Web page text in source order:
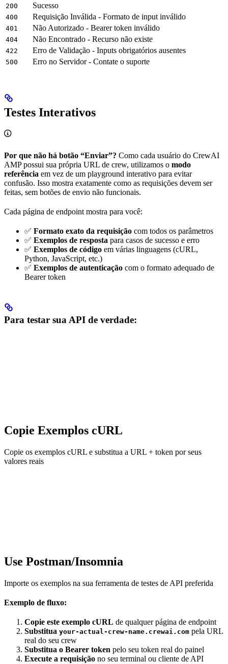
200 Sucesso
400 Requisição Inválida - Formato de input inválido
401 Não Autorizado - Bearer token inválido
404 Não Encontrado - Recurso não existe
422 Erro de Validação - Inputs obrigatórios ausentes
500 Erro no Servidor - Contate o suporte
Testes Interativos
Por que não há botão “Enviar”? Como cada usuário do CrewAI
AMP possui sua própria URL de crew, utilizamos o modo
referência em vez de um playground interativo para evitar
confusão. Isso mostra exatamente como as requisições devem ser
feitas, sem botões de envio não funcionais.
Cada página de endpoint mostra para você:
✅ Formato exato da requisição com todos os parâmetros
✅ Exemplos de resposta para casos de sucesso e erro
✅ Exemplos de código em várias linguagens (cURL,
Python, JavaScript, etc.)
✅ Exemplos de autenticação com o formato adequado de
Bearer token
Para testar sua API de verdade:
Copie Exemplos cURL
Copie os exemplos cURL e substitua a URL + token por seus
valores reais
Use Postman/Insomnia
Importe os exemplos na sua ferramenta de testes de API preferida
Exemplo de fluxo:
Copie este exemplo cURL de qualquer página de endpoint
Substitua your-actual-crew-name.crewai.com pela URL
real do seu crew
Substitua o Bearer token pelo seu token real do painel
Execute a requisição no seu terminal ou cliente de API